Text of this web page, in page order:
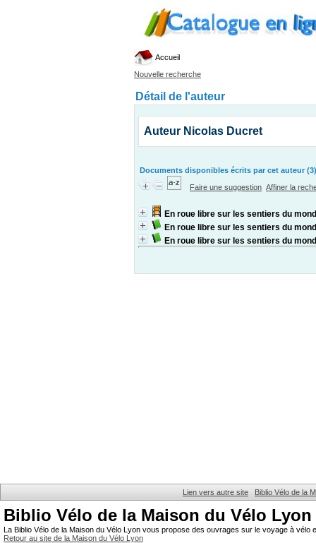
Accueil
Nouvelle recherche
Détail de l'auteur
Auteur Nicolas Ducret
Documents disponibles écrits par cet auteur (3)
Faire une suggestion Affiner la
En roue libre sur les sentiers du
En roue libre sur les sentiers du
En roue libre sur les sentiers du
Lien vers autre site Biblio Vélo de la
Biblio Vélo de la Maison du Vélo Lyon
La Biblio Vélo de la Maison du Vélo Lyon vous propose des ouvrages sur le voyage à
Retour au site de la Maison du Vélo Lyon